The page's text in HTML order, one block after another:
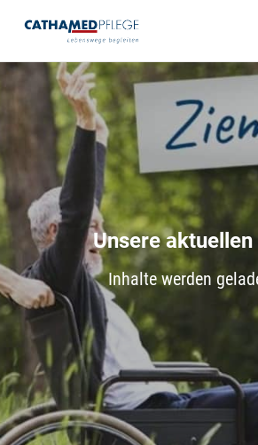
Unsere
Inhalte werden